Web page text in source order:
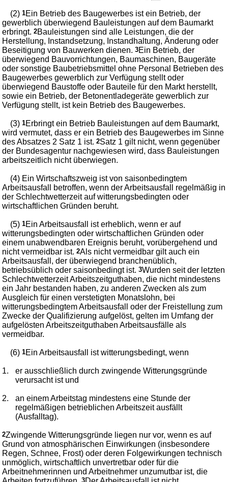
(2)1Ein Betrieb des Baugewerbes ist ein Betrieb, der
gewerblich überwiegend Bauleistungen auf dem Baumarkt
erbringt.2Bauleistungen sind alle Leistungen, die der
Herstellung, Instandsetzung, Instandhaltung, Änderung oder
Beseitigung von Bauwerken dienen.3Ein Betrieb, der
überwiegend Bauvorrichtungen, Baumaschinen, Baugeräte
oder sonstige Baubetriebsmittel ohne Personal Betrieben des
Baugewerbes gewerblich zur Verfügung stellt oder
überwiegend Baustoffe oder Bauteile für den Markt herstellt,
sowie ein Betrieb, der Betonentladegeräte gewerblich zur
Verfügung stellt, ist kein Betrieb des Baugewerbes.
(3)1Erbringt ein Betrieb Bauleistungen auf dem Baumarkt,
wird vermutet, dass er ein Betrieb des Baugewerbes im Sinne
des Absatzes 2 Satz 1 ist.2Satz 1 gilt nicht, wenn gegenüber
der Bundesagentur nachgewiesen wird, dass Bauleistungen
arbeitszeitlich nicht überwiegen.
(4) Ein Wirtschaftszweig ist von saisonbedingtem
Arbeitsausfall betroffen, wenn der Arbeitsausfall regelmäßig in
der Schlechtwetterzeit auf witterungsbedingten oder
wirtschaftlichen Gründen beruht.
(5)1Ein Arbeitsausfall ist erheblich, wenn er auf
witterungsbedingten oder wirtschaftlichen Gründen oder
einem unabwendbaren Ereignis beruht, vorübergehend und
nicht vermeidbar ist.2Als nicht vermeidbar gilt auch ein
Arbeitsausfall, der überwiegend branchenüblich,
betriebsüblich oder saisonbedingt ist.3Wurden seit der letzten
Schlechtwetterzeit Arbeitszeitguthaben, die nicht mindestens
ein Jahr bestanden haben, zu anderen Zwecken als zum
Ausgleich für einen verstetigten Monatslohn, bei
witterungsbedingtem Arbeitsausfall oder der Freistellung zum
Zwecke der Qualifizierung aufgelöst, gelten im Umfang der
aufgelösten Arbeitszeitguthaben Arbeitsausfälle als
vermeidbar.
(6)1Ein Arbeitsausfall ist witterungsbedingt, wenn
1.
er ausschließlich durch zwingende Witterungsgründe
verursacht ist und
2.
an einem Arbeitstag mindestens eine Stunde der
regelmäßigen betrieblichen Arbeitszeit ausfällt
(Ausfalltag).
2Zwingende Witterungsgründe liegen nur vor, wenn es auf
Grund von atmosphärischen Einwirkungen (insbesondere
Regen, Schnee, Frost) oder deren Folgewirkungen technisch
unmöglich, wirtschaftlich unvertretbar oder für die
Arbeitnehmerinnen und Arbeitnehmer unzumutbar ist, die
3